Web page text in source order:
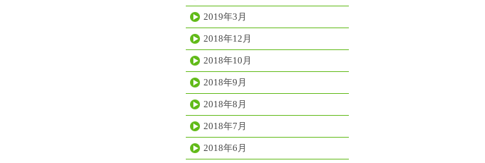
2019年3月
2018年12月
2018年10月
2018年9月
2018年8月
2018年7月
2018年6月